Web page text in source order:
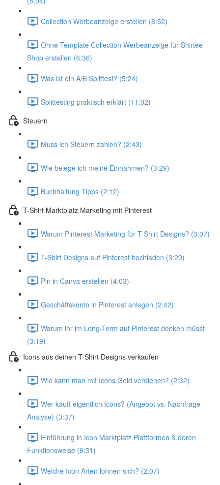
Collection Werbeanzeige erstellen (8:52)
Ohne Template Collection Werbeanzeige für Shirtee
Shop erstellen (6:36)
Was ist ein A/B Splittest? (5:24)
Splittesting praktisch erklärt (11:02)
Steuern
Muss ich Steuern zahlen? (2:43)
Wie belege ich meine Einnahmen? (3:29)
Buchhaltung Tipps (2:12)
T-Shirt Marktplatz Marketing mit Pinterest
Warum Pinterest Marketing für T-Shirt Designs? (3:07)
T-Shirt Designs auf Pinterest hochladen (3:29)
Pin in Canva erstellen (4:03)
Geschäftskonto in Pinterest anlegen (2:42)
Warum ihr im Long-Term auf Pinterest denken müsst
(3:19)
Icons aus deinen T-Shirt Designs verkaufen
Wie kann man mit Icons Geld verdienen? (2:32)
Wer kauft eigentlich Icons? (Angebot vs. Nachfrage
Analyse) (3:37)
Einführung in Icon Marktplatz Plattformen & deren
Funktionsweise (6:31)
Welche Icon Arten lohnen sich? (2:07)